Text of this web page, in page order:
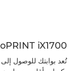
iX1700
تُعد بوابتك للوصول إلى